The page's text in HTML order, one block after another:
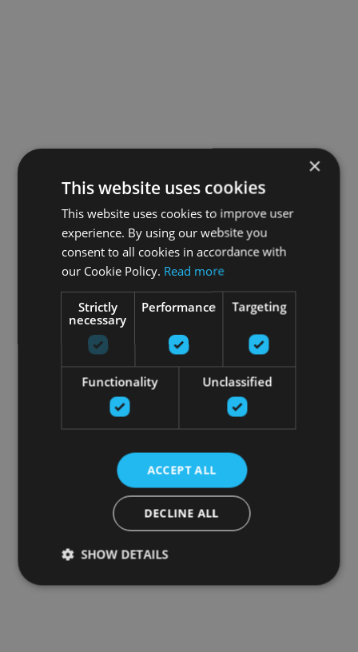
×
This website uses cookies
This website uses cookies to improve user
experience. By using our website you
consent to all cookies in accordance with
our Cookie Policy. Read more
Strictly
necessary
Performance Targeting
Functionality Unclassified
ACCEPT ALL
DECLINE ALL
SHOW DETAILS